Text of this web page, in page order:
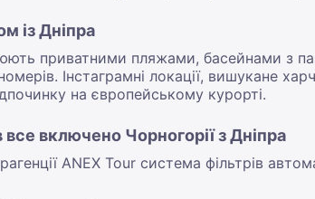
із Дніпра
приватними пляжами, басейнами з
Інстаграмні локації, вишукане
на європейському курорті.
включено Чорногорії з Дніпра
ANEX Tour система фільтрів